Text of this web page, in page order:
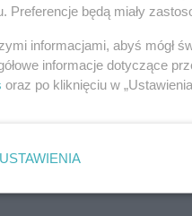
nas w Google News
Preferencje będą miały
informacjami, abyś mógł
informacje dotyczące
oraz po kliknięciu w
USTAWIENIA